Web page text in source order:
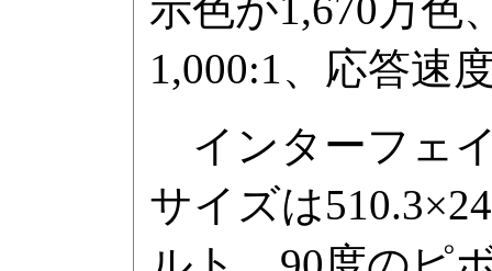
1,000:1、応答速
インターフェ
サイズは